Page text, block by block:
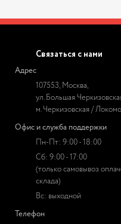
Связаться с нами
Адрес
107553, Москва,
ул. Большая
м. Черкизовская /
Офис и служба поддержки
Пн-Пт: 9:00 - 18:00
Сб: 9:00 - 17:00
(только самовывоз
склада)
Вс: выходной
Телефон